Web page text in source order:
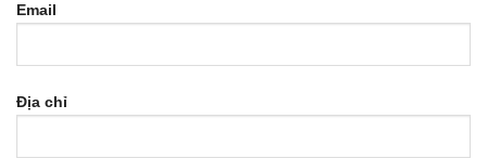
Email
Địa chỉ